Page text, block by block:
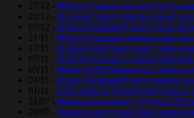
27/12 - #Ринго Старр# получит титул
21/12 - #Сплин# представили новый
07/12 - #Franz Ferdinand# выпустили
21/11 - #Ноэл Галлахер# обнародовал
17/11 - #Linkin Park# выпускает лайв-
07/11 - #U2# поделились новым
05/11 - #Black Rebel Motorcycle Club#
01/11 - #Franz Ferdinand# представили
01/11 - #The Spirit of Tengri#
21/07 - Иранский колорит. Группа
20/07 - Новый клип Linkin Park появился